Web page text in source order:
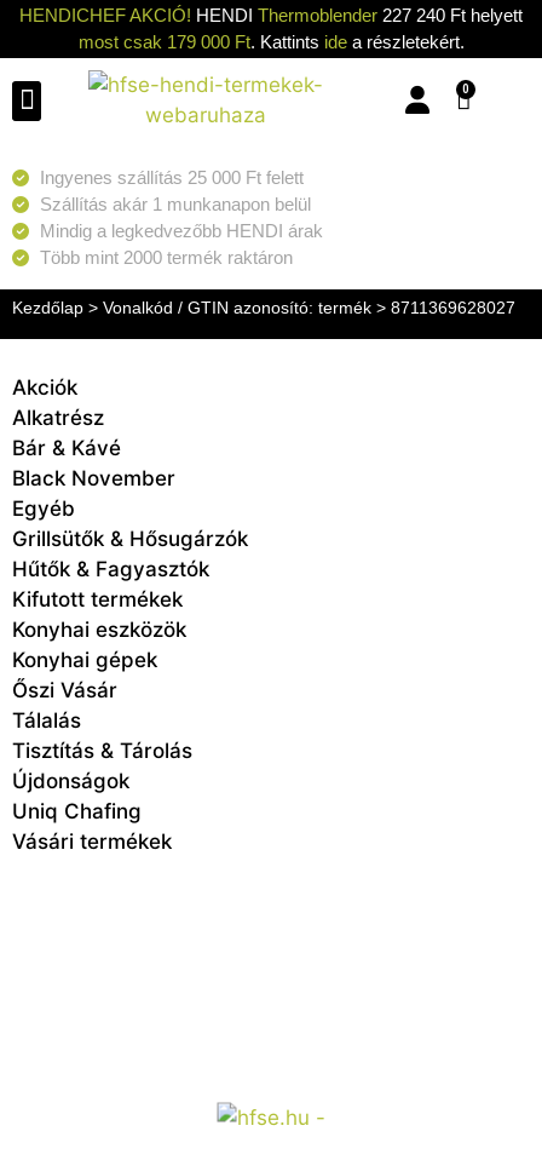
HENDICHEF AKCIÓ! HENDI Thermoblender 227 240 Ft helyett
most csak 179 000 Ft. Kattints idea részletekért.
0
Ingyenes szállítás 25 000 Ft felett
Szállítás akár 1 munkanapon belül
Mindig a legkedvezőbb HENDI árak
Több mint 2000 termék raktáron
Kezdőlap > Vonalkód / GTIN azonosító: termék > 8711369628027
Akciók
Alkatrész
Bár & Kávé
Black November
Egyéb
Grillsütők & Hősugárzók
Hűtők & Fagyasztók
Kifutott termékek
Konyhai eszközök
Konyhai gépek
Őszi Vásár
Tálalás
Tisztítás & Tárolás
Újdonságok
Uniq Chafing
Vásári termékek